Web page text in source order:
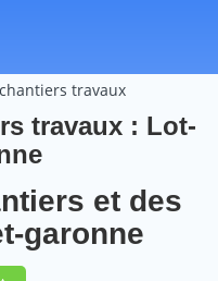
travaux
travaux : Lot-
et des
garonne